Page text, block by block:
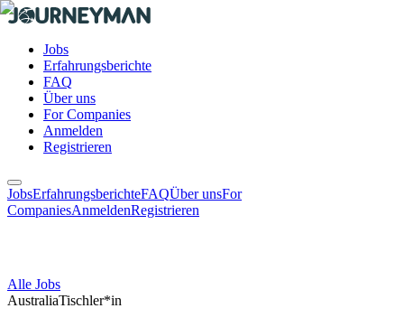
Jobs
Erfahrungsberichte
FAQ
Über uns
For Companies
Anmelden
Registrieren
JobsErfahrungsberichteFAQÜber unsFor
CompaniesAnmeldenRegistrieren
Alle Jobs
AustraliaTischler*in